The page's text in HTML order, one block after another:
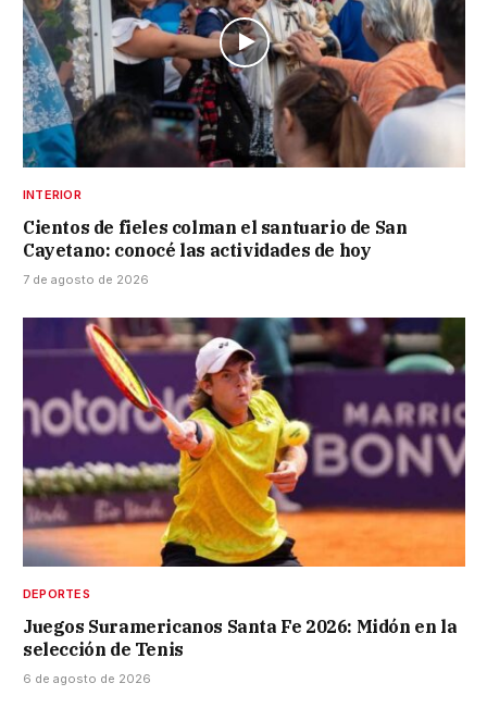
INTERIOR
Cientos de fieles colman el santuario de San
Cayetano: conocé las actividades de hoy
7 de agosto de 2026
DEPORTES
Juegos Suramericanos Santa Fe 2026: Midón en la
selección de Tenis
6 de agosto de 2026